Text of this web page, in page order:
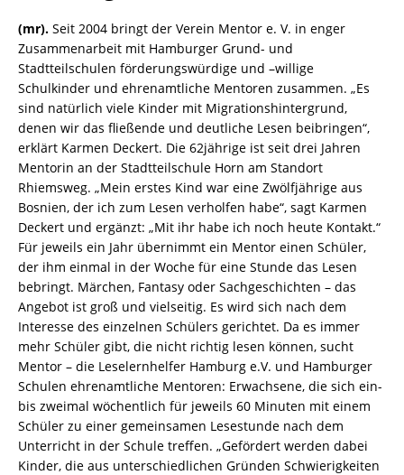
(mr). Seit 2004 bringt der Verein Mentor e. V. in enger
Zusammenarbeit mit Hamburger Grund- und
Stadtteilschulen förderungswürdige und –willige
Schulkinder und ehrenamtliche Mentoren zusammen. „Es
sind natürlich viele Kinder mit Migrationshintergrund,
denen wir das fließende und deutliche Lesen beibringen“,
erklärt Karmen Deckert. Die 62jährige ist seit drei Jahren
Mentorin an der Stadtteilschule Horn am Standort
Rhiemsweg. „Mein erstes Kind war eine Zwölfjährige aus
Bosnien, der ich zum Lesen verholfen habe“, sagt Karmen
Deckert und ergänzt: „Mit ihr habe ich noch heute Kontakt.“
Für jeweils ein Jahr übernimmt ein Mentor einen Schüler,
der ihm einmal in der Woche für eine Stunde das Lesen
bebringt. Märchen, Fantasy oder Sachgeschichten – das
Angebot ist groß und vielseitig. Es wird sich nach dem
Interesse des einzelnen Schülers gerichtet. Da es immer
mehr Schüler gibt, die nicht richtig lesen können, sucht
Mentor – die Leselernhelfer Hamburg e.V. und Hamburger
Schulen ehrenamtliche Mentoren: Erwachsene, die sich ein-
bis zweimal wöchentlich für jeweils 60 Minuten mit einem
Schüler zu einer gemeinsamen Lesestunde nach dem
Unterricht in der Schule treffen. „Gefördert werden dabei
Kinder, die aus unterschiedlichen Gründen Schwierigkeiten